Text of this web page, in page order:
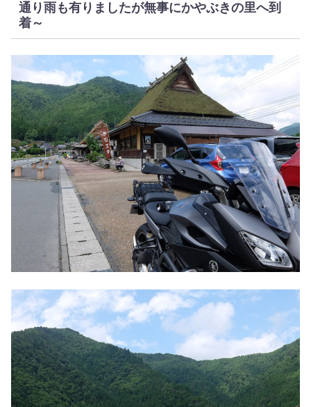
通り雨も有りましたが無事にかやぶきの里へ到
着～